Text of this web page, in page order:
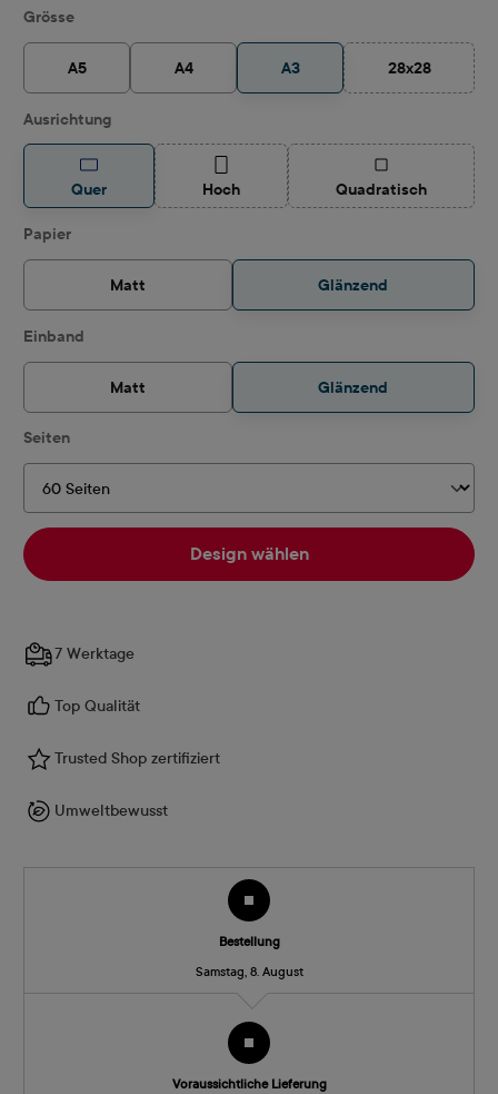
Grösseauswählen
A5 A4 A3 28x28
(Diese
Ausrichtungauswählen
Quer Hoch(Diese Option ist zurzeit nicht verfügbar.)
Quadratisch(Diese Option ist
Papierauswählen
Matt Glänzend
Einband
Matt Glänzend
Seitenauswählen
Design wählen
7 Werktage
Top Qualität
Trusted Shop zertifiziert
Umweltbewusst
Bestellung
Samstag, 8. August
Voraussichtliche Lieferung